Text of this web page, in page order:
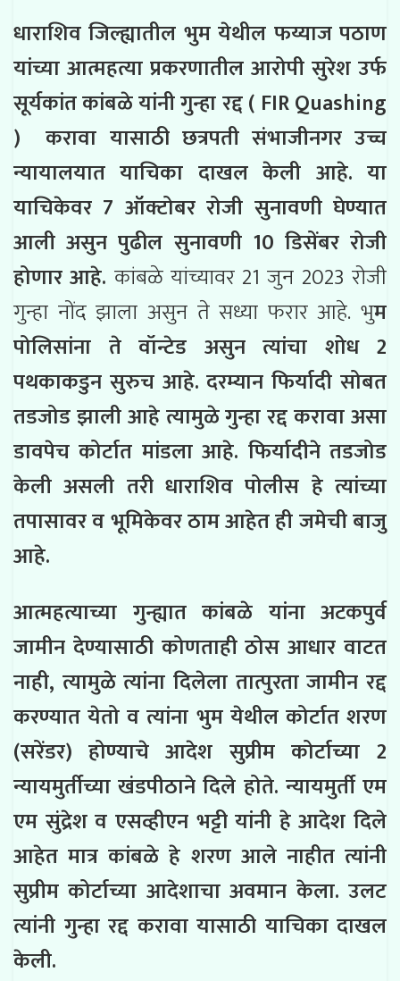
धाराशिव जिल्ह्यातील भुम येथील फय्याज पठाण
यांच्या आत्महत्या प्रकरणातील आरोपी सुरेश उर्फ
सूर्यकांत कांबळे यांनी गुन्हा रद्द ( FIR Quashing
) करावा यासाठी छत्रपती संभाजीनगर उच्च
न्यायालयात याचिका दाखल केली आहे. या
याचिकेवर 7 ऑक्टोबर रोजी सुनावणी घेण्यात
आली असुन पुढील सुनावणी 10 डिसेंबर रोजी
होणार आहे. कांबळे यांच्यावर 21 जुन 2023 रोजी
गुन्हा नोंद झाला असुन ते सध्या फरार आहे. भुम
पोलिसांना ते वॉन्टेड असुन त्यांचा शोध 2
पथकाकडुन सुरुच आहे. दरम्यान फिर्यादी सोबत
तडजोड झाली आहे त्यामुळे गुन्हा रद्द करावा असा
डावपेच कोर्टात मांडला आहे. फिर्यादीने तडजोड
केली असली तरी धाराशिव पोलीस हे त्यांच्या
तपासावर व भूमिकेवर ठाम आहेत ही जमेची बाजु
आहे.
आत्महत्याच्या गुन्ह्यात कांबळे यांना अटकपुर्व
जामीन देण्यासाठी कोणताही ठोस आधार वाटत
नाही, त्यामुळे त्यांना दिलेला तात्पुरता जामीन रद्द
करण्यात येतो व त्यांना भुम येथील कोर्टात शरण
(सरेंडर) होण्याचे आदेश सुप्रीम कोर्टाच्या 2
न्यायमुर्तीच्या खंडपीठाने दिले होते. न्यायमुर्ती एम
एम सुंद्रेश व एसव्हीएन भट्टी यांनी हे आदेश दिले
आहेत मात्र कांबळे हे शरण आले नाहीत त्यांनी
सुप्रीम कोर्टाच्या आदेशाचा अवमान केला. उलट
त्यांनी गुन्हा रद्द करावा यासाठी याचिका दाखल
केली.